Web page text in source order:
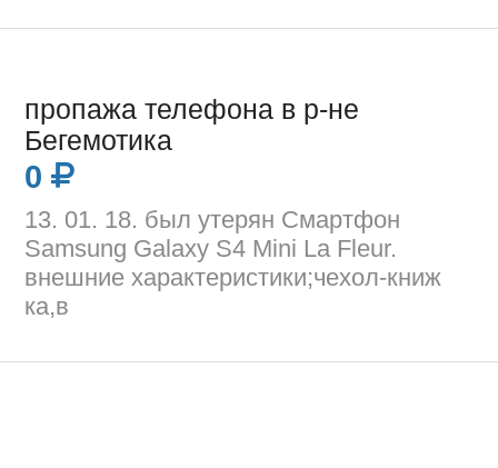
пропажа телефона в р-не
Бегемотика
0
13. 01. 18. был утерян Смартфон
Samsung Galaxy S4 Mini La Fleur.
внешние характеристики;чехол-книж
ка,в